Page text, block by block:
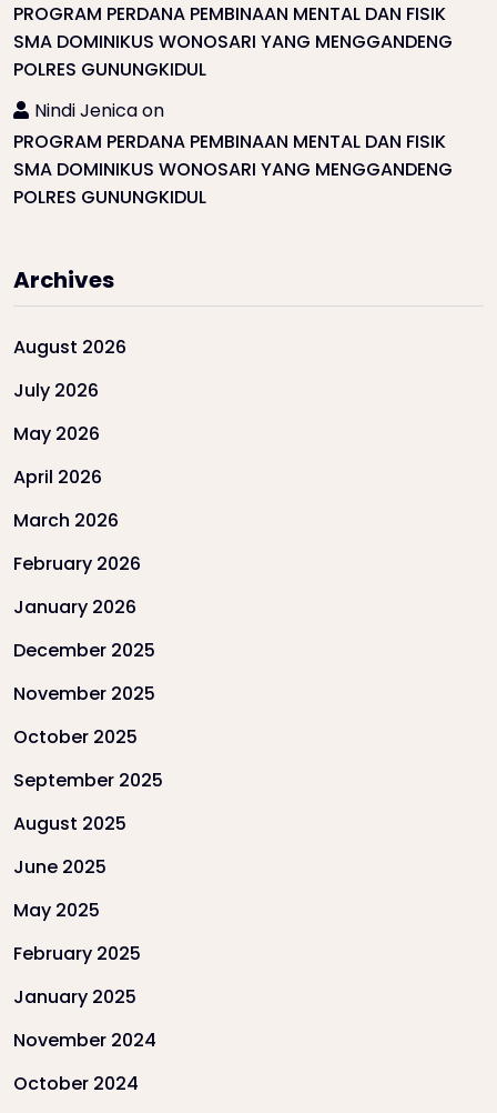
PROGRAM PERDANA PEMBINAAN MENTAL DAN FISIK
SMA DOMINIKUS WONOSARI YANG MENGGANDENG
POLRES GUNUNGKIDUL
Nindi Jenicaon
PROGRAM PERDANA PEMBINAAN MENTAL DAN FISIK
SMA DOMINIKUS WONOSARI YANG MENGGANDENG
POLRES GUNUNGKIDUL
Archives
August 2026
July 2026
May 2026
April 2026
March 2026
February 2026
January 2026
December 2025
November 2025
October 2025
September 2025
August 2025
June 2025
May 2025
February 2025
January 2025
November 2024
October 2024